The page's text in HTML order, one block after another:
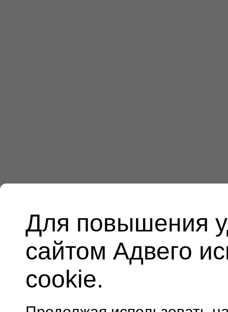
Для повышения
сайтом Адвего
cookie.